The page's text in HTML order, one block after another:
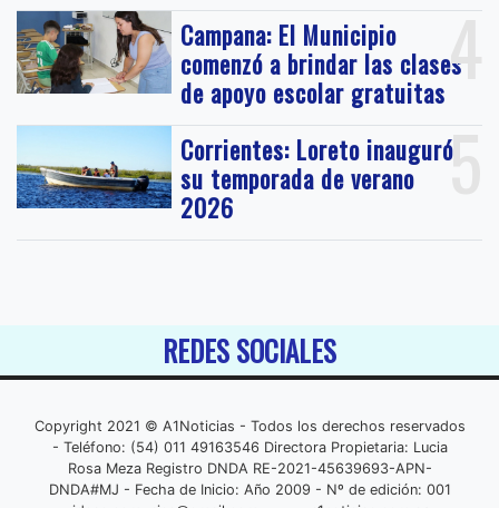
4
Campana: El Municipio
comenzó a brindar las clases
de apoyo escolar gratuitas
5
Corrientes: Loreto inauguró
su temporada de verano
2026
REDES SOCIALES
Copyright 2021 © A1Noticias - Todos los derechos reservados
- Teléfono: (54) 011 49163546 Directora Propietaria: Lucia
Rosa Meza Registro DNDA RE-2021-45639693-APN-
DNDA#MJ - Fecha de Inicio: Año 2009 - Nº de edición: 001